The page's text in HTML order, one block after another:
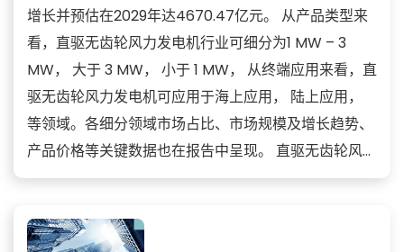
增长并预估在2029年达4670.47亿元。 从产品类型来
看，直驱无齿轮风力发电机行业可细分为1 MW – 3
MW， 大于 3 MW， 小于 1 MW， 从终端应用来看，直
驱无齿轮风力发电机可应用于海上应用， 陆上应用，
等领域。各细分领域市场占比、市场规模及增长趋势、
产品价格等关键数据也在报告中呈现。 直驱无齿轮风...